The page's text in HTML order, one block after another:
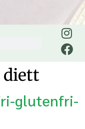
diett
glutenfri-